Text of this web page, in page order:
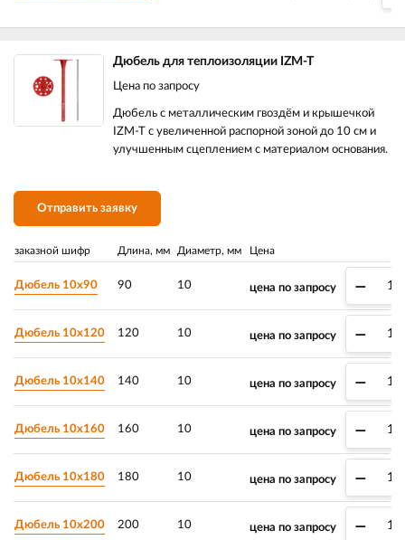
Дюбель для теплоизоляции IZM-T
Цена по запросу
Дюбель с металлическим гвоздём и крышечкой
IZM-T c увеличенной распорной зоной до 10 см и
улучшенным сцеплением с материалом основания.
Отправить заявку
заказной шифр Длина, мм Диаметр, мм Цена
Дюбель 10х90 90 10 цена по запросу –
Дюбель 10х120 120 10 цена по запросу –
Дюбель 10х140 140 10 цена по запросу –
Дюбель 10х160 160 10 цена по запросу –
Дюбель 10х180 180 10 цена по запросу –
Дюбель 10х200 200 10 цена по запросу –